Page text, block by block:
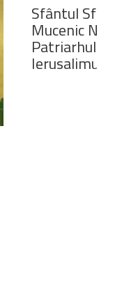
Sfântul Sfinţit
Mucenic Narcis,
Patriarhul
Ierusalimului